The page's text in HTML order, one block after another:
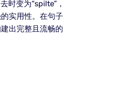
时变为“spilte”，
实用性。在句子
出完整且流畅的